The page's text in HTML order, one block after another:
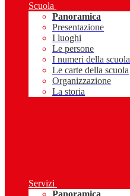
Scuola
Panoramica
Presentazione
I luoghi
Le persone
I numeri della scuola
Le carte della scuola
Organizzazione
La storia
Servizi